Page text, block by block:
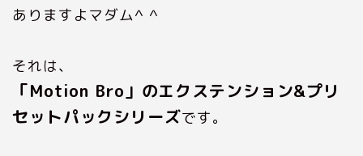
ありますよマダム^ ^
それは、
「Motion Bro」のエクステンション&プリ
セットパックシリーズです。